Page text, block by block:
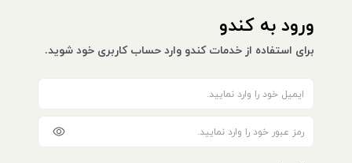
ورود به کندو
برای استفاده از خدمات کندو وارد حساب کاربری خود شوید.